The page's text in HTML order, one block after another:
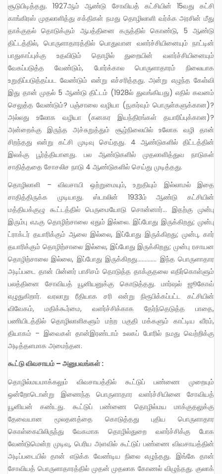
சூடுபிடித்தது. 1927ஆம் ஆண்டு சோவியத் கட்சியின் 15வது கட்சி
காங்கிரஸ் முதலாளித்து சக்திகள் நமது தொழிலாளி வர்க்க அரசின் மீது
தாக்குதல் தொடுக்கும் ஆபத்தினை கருத்தில் கொண்டு, 5 ஆண்டு
திட்டத்தில், பொருளாதாரத்தில் பொதுவான வளர்ச்சியினையும் நாட்டின்
பாதுகாப்புக்கு உதவிடும் தொழில் துறையின் வளர்ச்சியினையும்
வேகப்படுத்த வேண்டும், போர்க்கால பொருளாதாரம் நிலையாக
உறுதிப்படுத்தப்பட வேண்டும் என்று எச்சரித்தது. அன்று எழுந்த கேள்வி
இது தான் முதல் 5 ஆண்டு திட்டம் (1928ல் துவங்கியது) எதில் கவனம்
செலுத்த வேண்டும்? பஞ்சாலை வழியா (நுகர்வும் பொருள்களுக்கான)?
அல்லது உலோக வழியா (கனகர இயந்திரங்கள் தயாரிப்புக்கான)?
அன்றைக்கு இருந்த அச்சுறுத்தும் சூழ்நிலையில் உலோக வழி தான்
சிறந்தது என்று கட்சி முடிவு செய்தது. 4 ஆண்டுகளில் திட்டத்தின்
இலக்கு பூர்த்தியானது. பல ஆண்டுகளில் முதலாளித்துவ நாடுகள்
சாதித்ததை சோசலிச நாடு 4 ஆண்டுகளில் செய்து முடித்தது.
தொழிலாளி – விவசாயி ஒற்றுமையும், உறுதியும் இல்லாமல் இதை
சாதித்திருக்க முடியாது. ஸ்டாலின் 1933ம் ஆண்டு கட்சியின்
மத்தியக்குழு கூட்டத்தில் பெருமையோடு சொன்னார்… இதற்கு முன்பு
இரும்பு எஃகு தொழிற்சாலை ஏதும் இல்லை. இப்போது இருக்கிறது; முன்பு
ட்ராக்டர் தயாரிக்கும் ஆலை இல்லை, இப்போது இருக்கிறது; முன்பு, கார்
தயாரிக்கும் தொழிற்சாலை இல்லை, இப்போது இருக்கிறது; முன்பு ரசாயன
தொழிற்சாலை இல்லை, இப்போது இருக்கிறது…………. இந்த பொருளாதார
அடிப்படை தான் பின்னர் பாசிசம் தொடுத்த தாக்குதலை எதிர்கொள்ளும்
பலத்தினை சோவியத் யூனியனுக்கு கொடுத்தது. மார்ஷல் ஜூகோவ்
எழுதுகிறார். வரலாறு ரீதியாக சரி என்று நிரூபிக்கப்பட்ட கட்சியின்
விவேகம், மதிக்கூர்மை, வளர்ச்சிக்காக தேர்ந்தெடுத்த பாதை,
பணியிடத்தில் தொழிலாளிகளும் மற்ற பகுதி மக்களும் காட்டிய வீரம்,
தியாகம் – இவைகள் தான்இரண்டாம் உலகப் போரில் நமது வெற்றிக்கு
அடித்தளமாக அமைந்தன.
கூட்டு விவசாயம் – அனுபவங்கள் :
தொழில்மயமாக்கலும் விவசாயத்தில் கூட்டுப் பண்ணை முறையும்
ஒன்றோடொன்று இணைந்த பொருளாதார வளர்ச்சியினை சோவியத்
யூனியன் கண்டது. கூட்டுப் பண்ணை தொழில்மய மாக்குதலுக்கு
தேவையான மூலதனத்தை கொடுத்தது புதிய பொருளாதார
கொள்கையிலிருந்து வேகமாக தொழில்துறை வளர்ச்சிக்கு போக
வேண்டுமென்ற முடிவு, பெரிய அளவில் கூட்டுப் பண்ணை விவசாயத்தின்
அடிப்படையில் தான் எடுக்க வேண்டிய நிலை எழுந்தது. இங்கே தான்
சோவியத் பொருளாதாரத்தில் முதன் முதலாக கோணல் விழுந்தது. குலாக்